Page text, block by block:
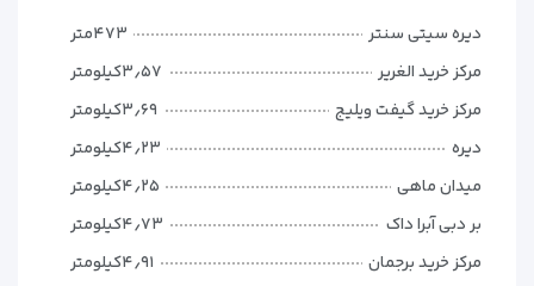
– موقعیت استراتژیک نزدیک به فرودگاه
دیره سیتی سنتر
۴۷۳متر
مرکز خرید الغریر
۳٫۵۷کیلومتر
مرکز خرید گیفت ویلیج
۳٫۶۹کیلومتر
دیره
۴٫۲۳کیلومتر
میدان ماهی
۴٫۲۵کیلومتر
بر دبی آبرا داک
۴٫۷۳کیلومتر
مرکز خرید برجمان
۴٫۹۱کیلومتر